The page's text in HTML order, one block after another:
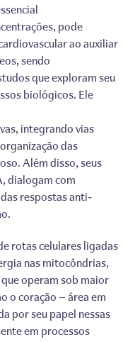
, pode
ao auxiliar
sendo
que exploram seu
biológicos. Ele
s, integrando vias
das
Além disso, seus
dialogam com
respostas anti-
rotas celulares ligadas
nas mitocôndrias,
operam sob maior
o coração — área em
por seu papel nessas
em processos